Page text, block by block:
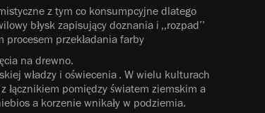
z tym co konsumpcyjne dlatego
błysk zapisujący doznania i ,,rozpad’’
procesem przekładania farby
na drewno.
władzy i oświecenia . W wielu kulturach
łącznikiem pomiędzy światem ziemskim a
a korzenie wnikały w podziemia.